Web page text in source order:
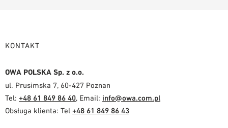
KONTAKT
OWA POLSKA Sp. z o.o.
ul. Prusimska 7, 60-427 Poznan
Tel: +48 61 849 86 40, Email: info@owa.com.pl
Obsługa klienta: Tel +48 61 849 86 43